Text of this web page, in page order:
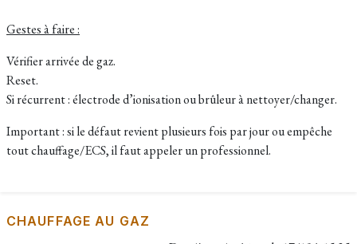
Gestes à faire :
Vérifier arrivée de gaz.
Reset.
Si récurrent : électrode d’ionisation ou brûleur à nettoyer/changer.
Important : si le défaut revient plusieurs fois par jour ou empêche
tout chauffage/ECS, il faut appeler un professionnel.
CHAUFFAGE AU GAZ